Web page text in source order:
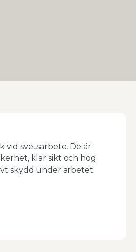
vid svetsarbete. De är
klar sikt och hög
skydd under arbetet.